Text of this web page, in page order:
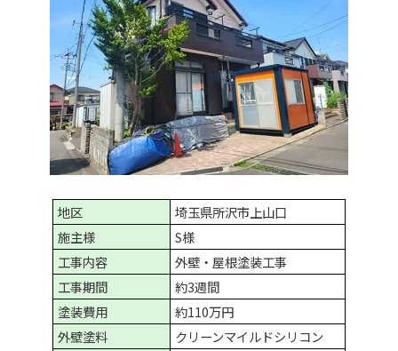
地区
埼玉県所沢市上山口
施主様
S様
工事内容
外壁・屋根塗装工事
工事期間
約3週間
塗装費用
約110万円
外壁塗料
クリーンマイルドシリコン